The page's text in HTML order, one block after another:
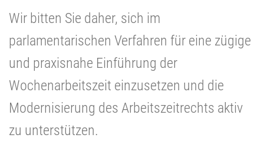
Wir bitten Sie daher, sich im
parlamentarischen Verfahren für eine zügige
und praxisnahe Einführung der
Wochenarbeitszeit einzusetzen und die
Modernisierung des Arbeitszeitrechts aktiv
zu unterstützen.